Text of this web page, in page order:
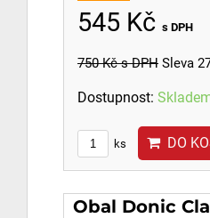
545 Kč s DPH
750 Kčs DPH Sleva
Dostupnost:
ks DO
Obal Donic